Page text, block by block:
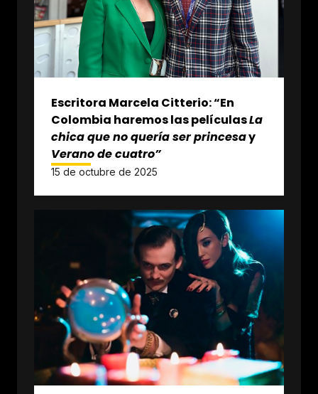
Escritora Marcela Citterio: “En
Colombia haremos las películasLa
chica que no quería ser princesay
Verano de cuatro”
15 de octubre de 2025